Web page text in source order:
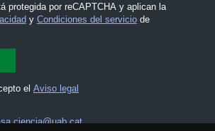
protegida por reCAPTCHA y aplican la
y Condiciones del serviciode
el Aviso legal